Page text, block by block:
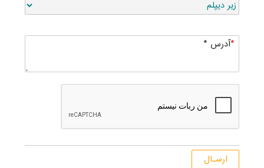
آدرس *
ارسـال